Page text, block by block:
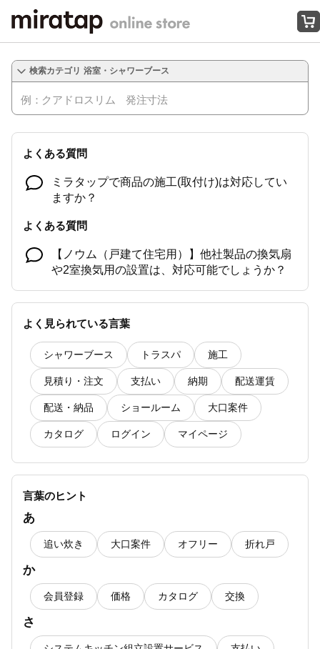
オンラインストアはこちら
浴室・シャワーブース
よくある質問
ミラタップで商品の施工(取付け)は対応してい
ますか？
よくある質問
【ノウム（戸建て住宅用）】他社製品の換気扇
や2室換気用の設置は、対応可能でしょうか？
【配送・納品】商品の到着時間
【シャワーブース700/900】換気扇が不要のた
め、換気扇開口無天井パネルへ変更することは
できますか？
【トラスパ】4面ガラス張りの独立設置は対応
していますか？
【ノウム（戸建て住宅用）】ハーフユニットタ
よく見られている言葉
シャワーブース トラスパ 施工
見積り・注文 支払い 納期 配送運賃
配送・納品 ショールーム 大口案件
カタログ ログイン マイページ
言葉のヒント
あ
追い炊き 大口案件 オフリー 折れ戸
か
会員登録 価格 カタログ 交換
さ